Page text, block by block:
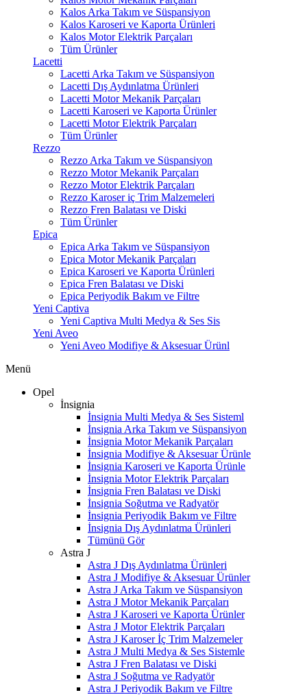
Kalos Arka Takım ve Süspansiyon
Kalos Karoseri ve Kaporta Ürünleri
Kalos Motor Elektrik Parçaları
Tüm Ürünler
Lacetti
Lacetti Arka Takım ve Süspansiyon
Lacetti Dış Aydınlatma Ürünleri
Lacetti Motor Mekanik Parçaları
Lacetti Karoseri ve Kaporta Ürünler
Lacetti Motor Elektrik Parçaları
Tüm Ürünler
Rezzo
Rezzo Arka Takım ve Süspansiyon
Rezzo Motor Mekanik Parçaları
Rezzo Motor Elektrik Parçaları
Rezzo Karoser iç Trim Malzemeleri
Rezzo Fren Balatası ve Diski
Tüm Ürünler
Epica
Epica Arka Takım ve Süspansiyon
Epica Motor Mekanik Parçaları
Epica Karoseri ve Kaporta Ürünleri
Epica Fren Balatası ve Diski
Epica Periyodik Bakım ve Filtre
Yeni Captiva
Yeni Captiva Multi Medya & Ses Sis
Yeni Aveo
Yeni Aveo Modifiye & Aksesuar Ürünl
Menü
Opel
İnsignia
İnsignia Multi Medya & Ses Sisteml
İnsignia Arka Takım ve Süspansiyon
İnsignia Motor Mekanik Parçaları
İnsignia Modifiye & Aksesuar Ürünle
İnsignia Karoseri ve Kaporta Ürünle
İnsignia Motor Elektrik Parçaları
İnsignia Fren Balatası ve Diski
İnsignia Soğutma ve Radyatör
İnsignia Periyodik Bakım ve Filtre
İnsignia Dış Aydınlatma Ürünleri
Tümünü Gör
Astra J
Astra J Dış Aydınlatma Ürünleri
Astra J Modifiye & Aksesuar Ürünler
Astra J Arka Takım ve Süspansiyon
Astra J Motor Mekanik Parçaları
Astra J Karoseri ve Kaporta Ürünler
Astra J Motor Elektrik Parçaları
Astra J Karoser İç Trim Malzemeler
Astra J Multi Medya & Ses Sistemle
Astra J Fren Balatası ve Diski
Astra J Soğutma ve Radyatör
Astra J Periyodik Bakım ve Filtre